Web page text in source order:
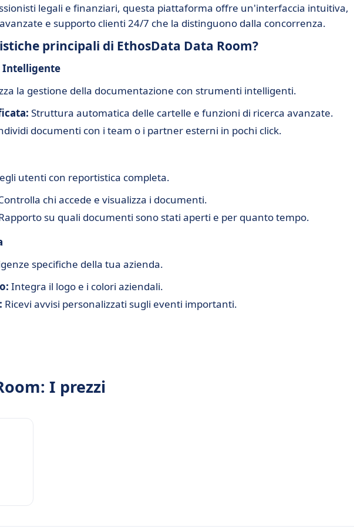
legali e finanziari, questa piattaforma offre un'interfaccia intuitiva,
e supporto clienti 24/7 che la distinguono dalla concorrenza.
principali di EthosData Data Room?
Intelligente
la gestione della documentazione con strumenti intelligenti.
Struttura automatica delle cartelle e funzioni di ricerca avanzate.
documenti con i team o i partner esterni in pochi click.
utenti con reportistica completa.
chi accede e visualizza i documenti.
su quali documenti sono stati aperti e per quanto tempo.
specifiche della tua azienda.
Integra il logo e i colori aziendali.
Ricevi avvisi personalizzati sugli eventi importanti.
I prezzi